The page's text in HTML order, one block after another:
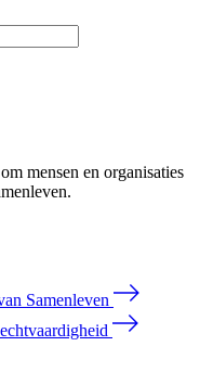
mensen en organisaties
Samenleven